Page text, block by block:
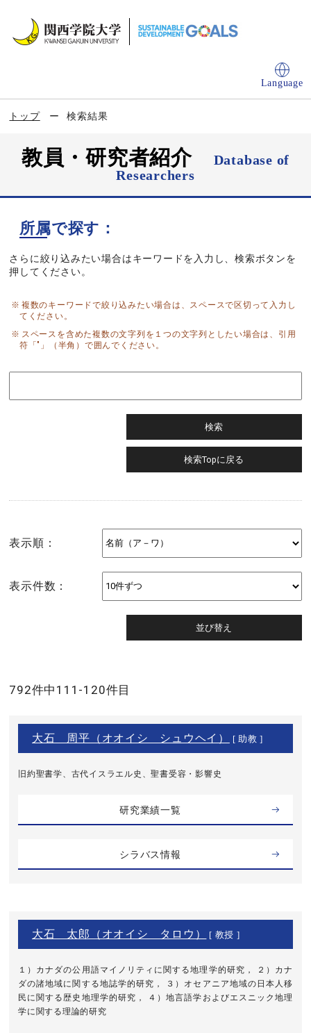
Language
トップ 検索結果
教員・研究者紹介
Database of
Researchers
所属で探す：
さらに絞り込みたい場合はキーワードを入力し、検索ボタンを
押してください。
複数のキーワードで絞り込みたい場合は、スペースで区切って入力し
てください。
スペースを含めた複数の文字列を１つの文字列としたい場合は、引用
符「"」（半角）で囲んでください。
表示順：
表示件数：
792件中111-120件目
大石 周平（オオイシ シュウヘイ） [ 助教 ]
旧約聖書学、古代イスラエル史、聖書受容・影響史
研究業績一覧
シラバス情報
大石 太郎（オオイシ タロウ） [ 教授 ]
１）カナダの公用語マイノリティに関する地理学的研究， ２）カナ
ダの諸地域に関する地誌学的研究， ３）オセアニア地域の日本人移
民に関する歴史地理学的研究， ４）地言語学およびエスニック地理
学に関する理論的研究